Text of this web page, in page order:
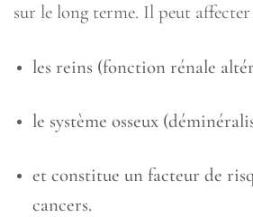
sur le long terme. Il peut affecter
les reins (fonction rénale
le système osseux
et constitue un facteur de
cancers.